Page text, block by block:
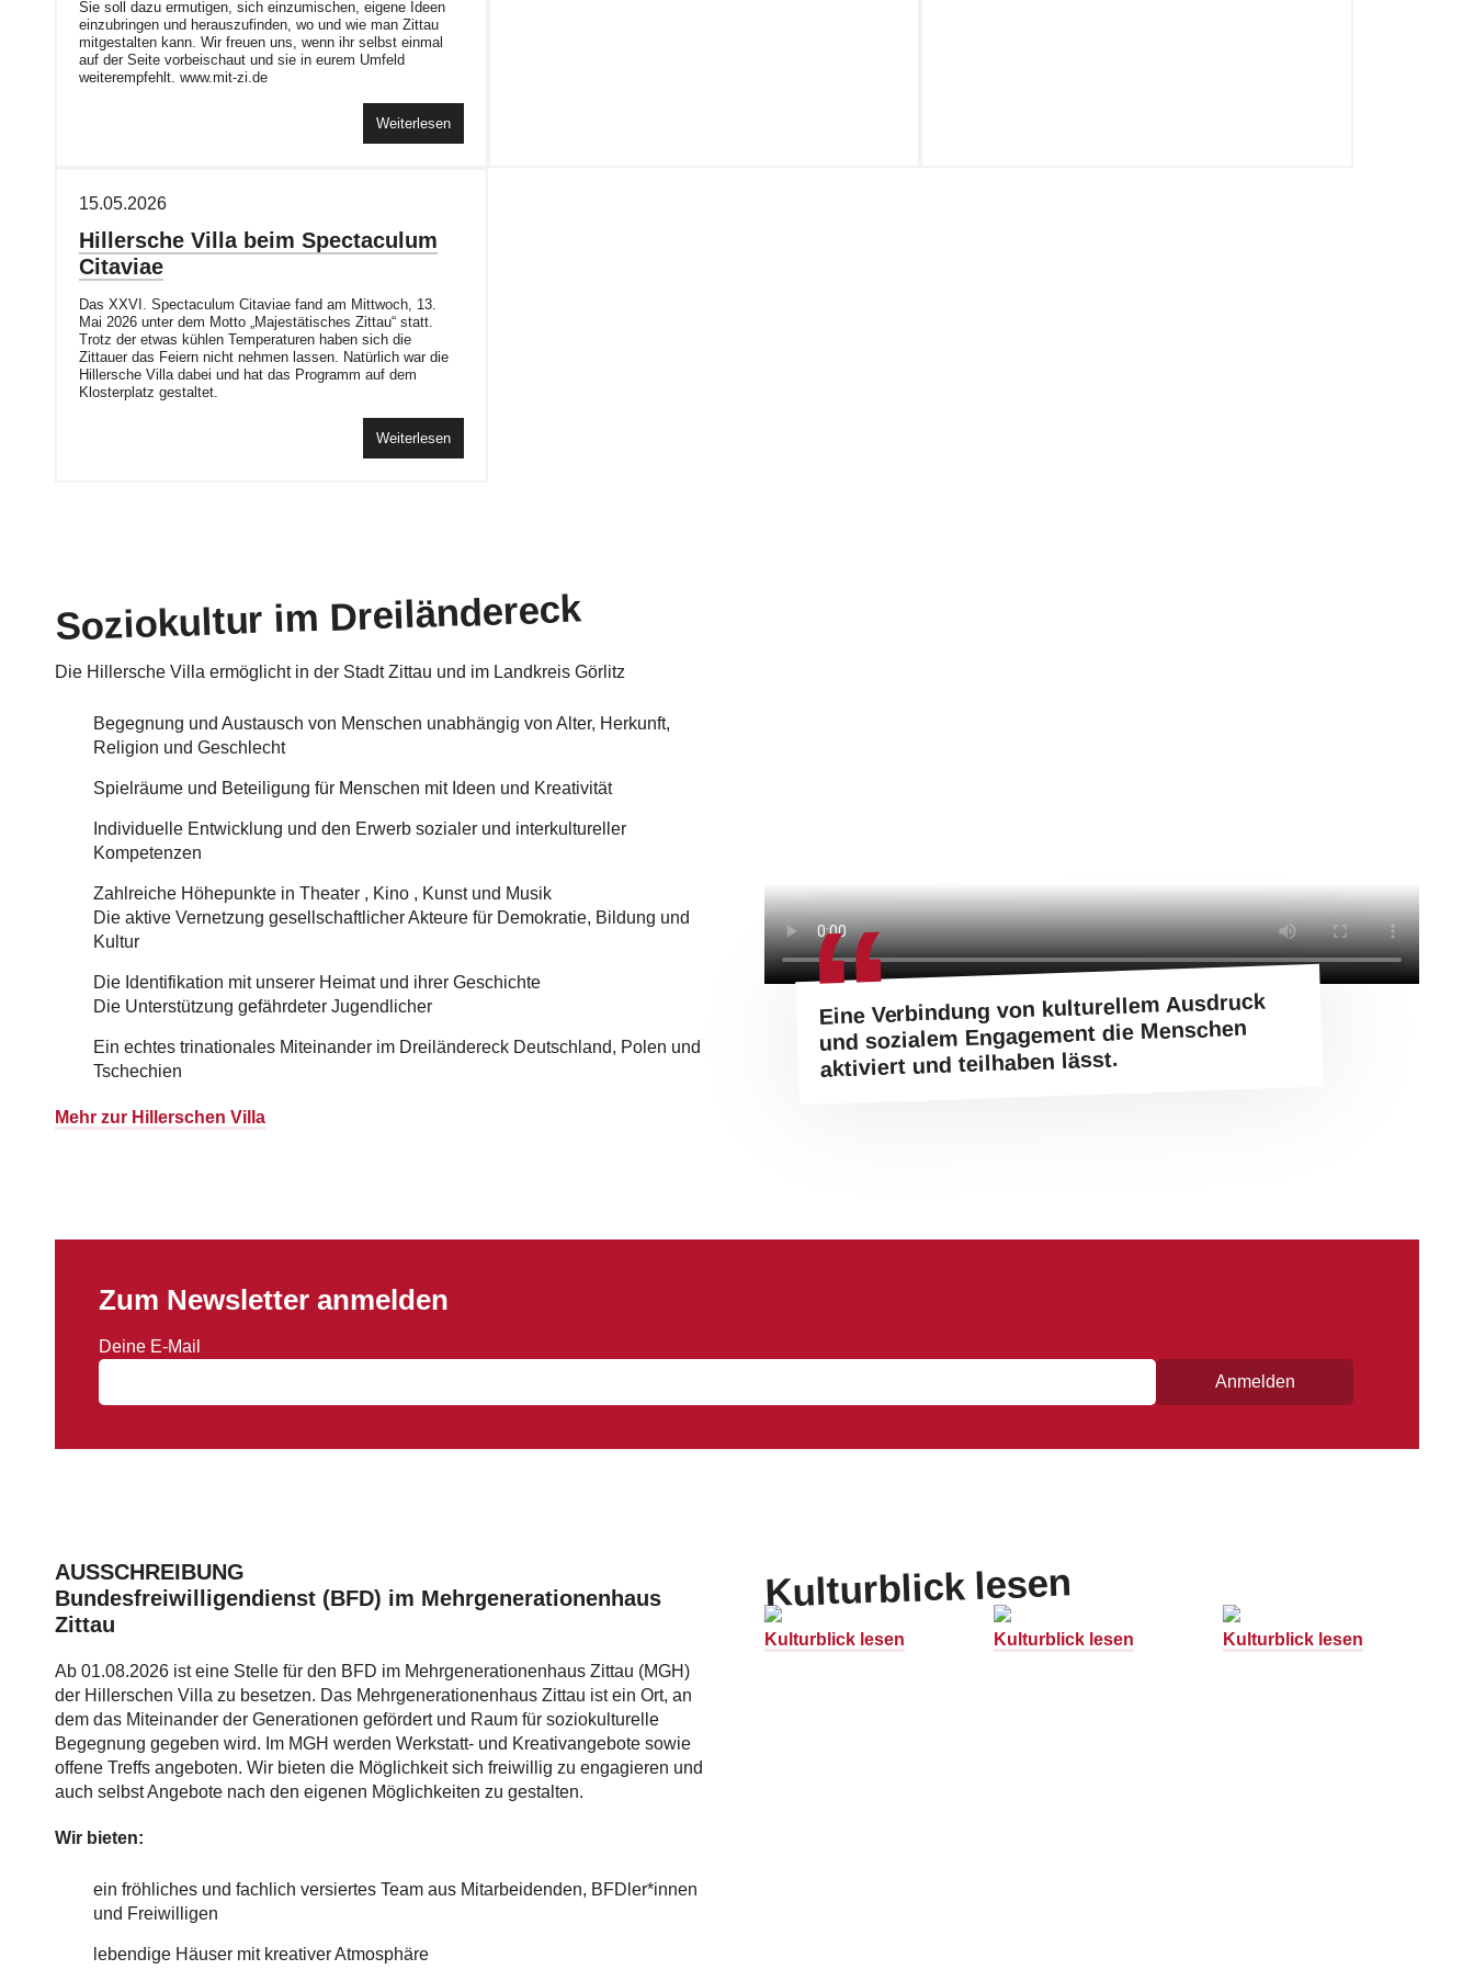
Sie soll dazu ermutigen, sich einzumischen, eigene Ideen
einzubringen und herauszufinden, wo und wie man Zittau
mitgestalten kann. Wir freuen uns, wenn ihr selbst einmal
auf der Seite vorbeischaut und sie in eurem Umfeld
weiterempfehlt. www.mit-zi.de
Weiterlesen
15.05.2026
Hillersche Villa beim Spectaculum
Citaviae
Das XXVI. Spectaculum Citaviae fand am Mittwoch, 13.
Mai 2026 unter dem Motto „Majestätisches Zittau“ statt.
Trotz der etwas kühlen Temperaturen haben sich die
Zittauer das Feiern nicht nehmen lassen. Natürlich war die
Hillersche Villa dabei und hat das Programm auf dem
Klosterplatz gestaltet.
Weiterlesen
Soziokultur im Dreiländereck
Die Hillersche Villa ermöglicht in der Stadt Zittau und im Landkreis Görlitz
Begegnung und Austausch von Menschen unabhängig von Alter, Herkunft,
Religion und Geschlecht
Spielräume und Beteiligung für Menschen mit Ideen und Kreativität
Individuelle Entwicklung und den Erwerb sozialer und interkultureller
Kompetenzen
Zahlreiche Höhepunkte in Theater , Kino , Kunst und Musik
Die aktive Vernetzung gesellschaftlicher Akteure für Demokratie, Bildung und
Kultur
Die Identifikation mit unserer Heimat und ihrer Geschichte
Die Unterstützung gefährdeter Jugendlicher
Ein echtes trinationales Miteinander im Dreiländereck Deutschland, Polen und
Tschechien
Mehr zur Hillerschen Villa
Eine Verbindung von kulturellem Ausdruck
und sozialem Engagement die Menschen
aktiviert und teilhaben lässt.
Zum Newsletter anmelden
Deine E-Mail
Anmelden
AUSSCHREIBUNG
Bundesfreiwilligendienst (BFD) im Mehrgenerationenhaus
Zittau
Ab 01.08.2026 ist eine Stelle für den BFD im Mehrgenerationenhaus Zittau (MGH)
der Hillerschen Villa zu besetzen. Das Mehrgenerationenhaus Zittau ist ein Ort, an
dem das Miteinander der Generationen gefördert und Raum für soziokulturelle
Begegnung gegeben wird. Im MGH werden Werkstatt- und Kreativangebote sowie
offene Treffs angeboten. Wir bieten die Möglichkeit sich freiwillig zu engagieren und
auch selbst Angebote nach den eigenen Möglichkeiten zu gestalten.
Wir bieten:
ein fröhliches und fachlich versiertes Team aus Mitarbeidenden, BFDler*innen
und Freiwilligen
lebendige Häuser mit kreativer Atmosphäre
Kulturblick lesen
Kulturblick lesen Kulturblick lesen Kulturblick lesen